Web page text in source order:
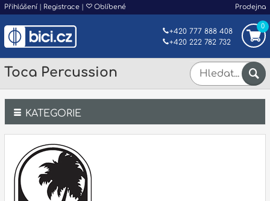
Přihlášení | Registrace | Oblíbené Prodejna
0
+420 777 888 408
+420 222 782 732
Toca Percussion
KATEGORIE
Klávesy
Kytary a strunné nástroje